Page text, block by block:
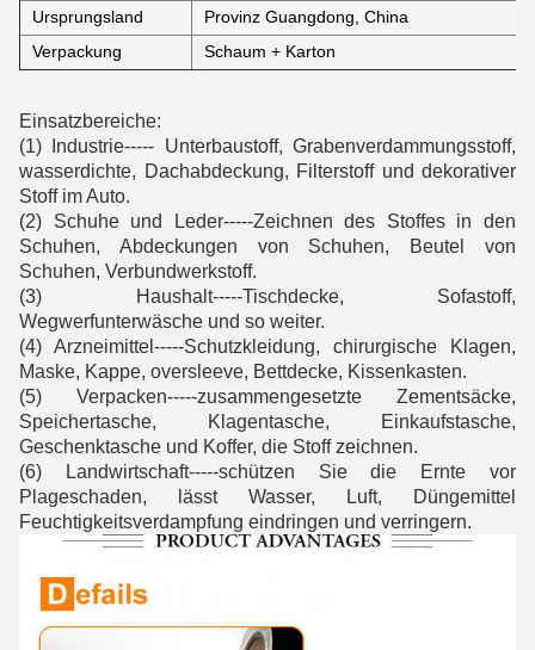
Ursprungsland
Provinz Guangdong, China
Verpackung
Schaum + Karton
Einsatzbereiche:
(1) Industrie----- Unterbaustoff, Grabenverdammungsstoff,
wasserdichte, Dachabdeckung, Filterstoff und dekorativer
Stoff im Auto.
(2) Schuhe und Leder-----Zeichnen des Stoffes in den
Schuhen, Abdeckungen von Schuhen, Beutel von
Schuhen, Verbundwerkstoff.
(3) Haushalt-----Tischdecke, Sofastoff,
Wegwerfunterwäsche und so weiter.
(4) Arzneimittel-----Schutzkleidung, chirurgische Klagen,
Maske, Kappe, oversleeve, Bettdecke, Kissenkasten.
(5) Verpacken-----zusammengesetzte Zementsäcke,
Speichertasche, Klagentasche, Einkaufstasche,
Geschenktasche und Koffer, die Stoff zeichnen.
(6) Landwirtschaft-----schützen Sie die Ernte vor
Plageschaden, lässt Wasser, Luft, Düngemittel
Feuchtigkeitsverdampfung eindringen und verringern.